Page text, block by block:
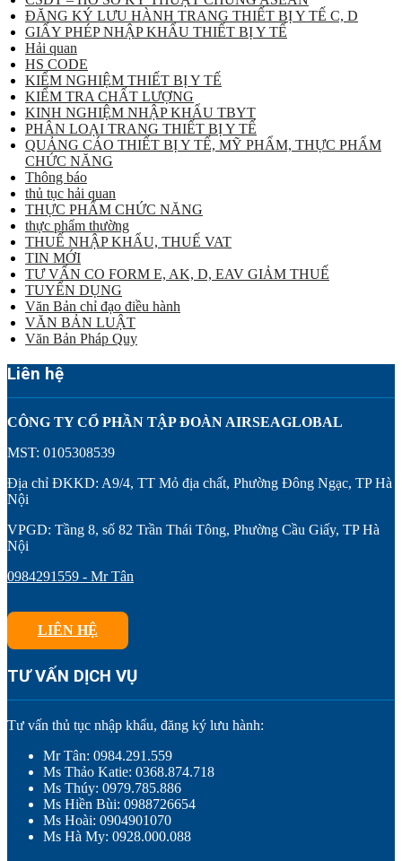
ĐĂNG KÝ LƯU HÀNH TRANG THIẾT BỊ Y TẾ C, D
GIẤY PHÉP NHẬP KHẨU THIẾT BỊ Y TẾ
Hải quan
HS CODE
KIỂM NGHIỆM THIẾT BỊ Y TẾ
KIỂM TRA CHẤT LƯỢNG
KINH NGHIỆM NHẬP KHẨU TBYT
PHÂN LOẠI TRANG THIẾT BỊ Y TẾ
QUẢNG CÁO THIẾT BỊ Y TẾ, MỸ PHẨM, THỰC PHẨM
CHỨC NĂNG
Thông báo
thủ tục hải quan
THỰC PHẨM CHỨC NĂNG
thực phẩm thường
THUẾ NHẬP KHẨU, THUẾ VAT
TIN MỚI
TƯ VẤN CO FORM E, AK, D, EAV GIẢM THUẾ
TUYỂN DỤNG
Văn Bản chỉ đạo điều hành
VĂN BẢN LUẬT
Văn Bản Pháp Quy
Liên hệ
CÔNG TY CỔ PHẦN TẬP ĐOÀN AIRSEAGLOBAL
MST: 0105308539
Địa chỉ ĐKKD: A9/4, TT Mỏ địa chất, Phường Đông Ngạc, TP Hà
Nội
VPGD: Tầng 8, số 82 Trần Thái Tông, Phường Cầu Giấy, TP Hà
Nội
0984291559 - Mr Tân
LIÊN HỆ
TƯ VẤN DỊCH VỤ
Tư vấn thủ tục nhập khẩu, đăng ký lưu hành:
Mr Tân: 0984.291.559
Ms Thảo Katie: 0368.874.718
Ms Thúy: 0979.785.886
Ms Hiền Bùi: 0988726654
Ms Hoài: 0904901070
Ms Hà My: 0928.000.088